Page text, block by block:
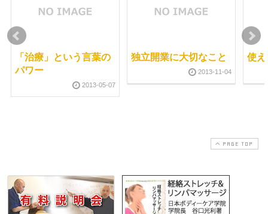
「治療」という言葉の
パワー
2013-05-07
独立開業に大切なこと
2013-11-04
使
PAGE TOP